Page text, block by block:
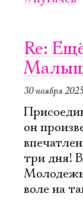
Re:
30 ноября
он
три дня!
воле на